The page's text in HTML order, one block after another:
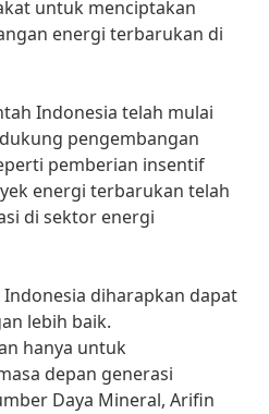
untuk menciptakan
energi terbarukan di
Indonesia telah mulai
pengembangan
pemberian insentif
energi terbarukan telah
di sektor energi
diharapkan dapat
lebih baik.
hanya untuk
depan generasi
Daya Mineral, Arifin